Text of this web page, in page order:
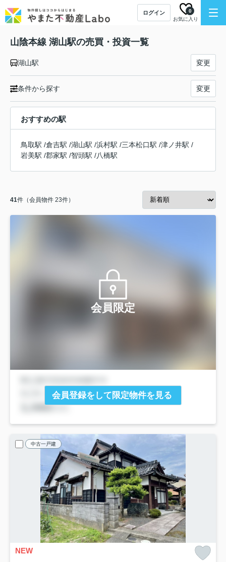
ログイン
お気に入り
0
山陰本線 湖山駅の売買・投資一覧
湖山駅 変更
条件から探す 変更
おすすめの駅
鳥取駅 /倉吉駅 /湖山駅 /浜村駅 /三本松口駅 /津ノ井駅 /
岩美駅 /郡家駅 /智頭駅 /八橋駅
41件（会員物件 23件）
会員限定
会員登録をして限定物件を見る
中古一戸建
NEW